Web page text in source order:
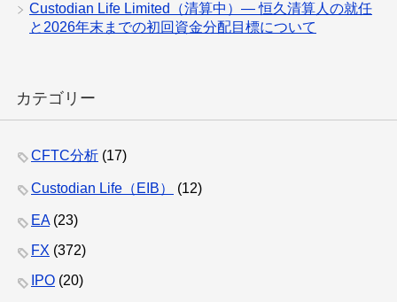
Custodian Life Limited（清算中）— 恒久清算人の就任
と2026年末までの初回資金分配目標について
カテゴリー
CFTC分析 (17)
Custodian Life（EIB） (12)
EA(23)
FX (372)
IPO (20)